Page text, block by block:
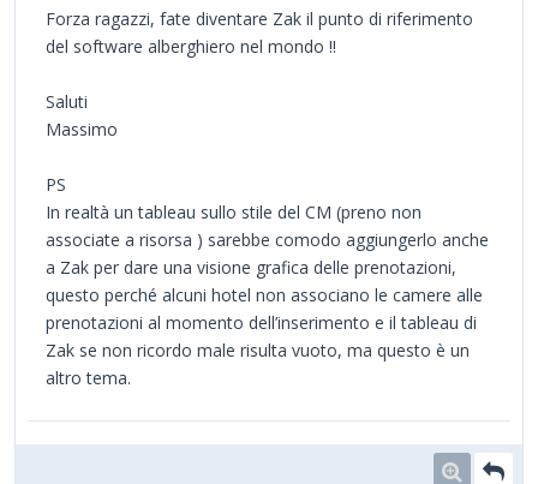
Forza ragazzi, fate diventare Zak il punto di riferimento
del software alberghiero nel mondo !!
Saluti
Massimo
PS
In realtà un tableau sullo stile del CM (preno non
associate a risorsa ) sarebbe comodo aggiungerlo anche
a Zak per dare una visione grafica delle prenotazioni,
questo perché alcuni hotel non associano le camere alle
prenotazioni al momento dell’inserimento e il tableau di
Zak se non ricordo male risulta vuoto, ma questo è un
altro tema.